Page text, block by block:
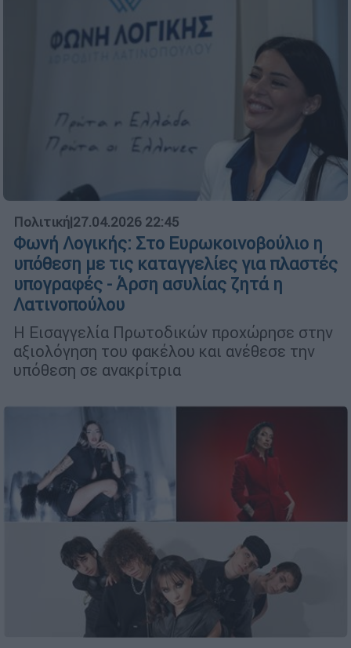
Πολιτική|27.04.2026 22:45
Φωνή Λογικής: Στο Ευρωκοινοβούλιο η
υπόθεση με τις καταγγελίες για πλαστές
υπογραφές - Άρση ασυλίας ζητά η
Λατινοπούλου
Η Εισαγγελία Πρωτοδικών προχώρησε στην
αξιολόγηση του φακέλου και ανέθεσε την
υπόθεση σε ανακρίτρια